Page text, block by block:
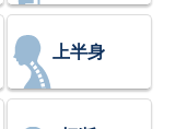
上半身